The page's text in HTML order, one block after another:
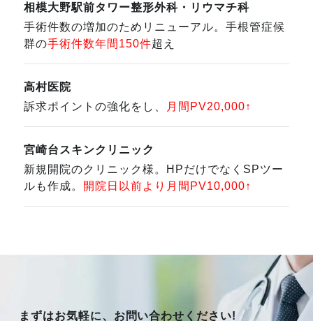
相模大野駅前タワー整形外科・リウマチ科
手術件数の増加のためリニューアル。手根管症候
群の手術件数年間150件超え
高村医院
訴求ポイントの強化をし、
月間PV20,000↑
宮崎台スキンクリニック
新規開院のクリニック様。HPだけでなくSPツー
ルも作成。
開院日以前より月間PV10,000↑
まずはお気軽に、お問い合わせください!